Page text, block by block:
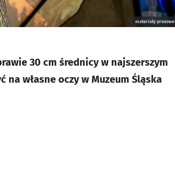
materiały prasowe
30 cm średnicy w najszerszym
na własne oczy w Muzeum Śląska